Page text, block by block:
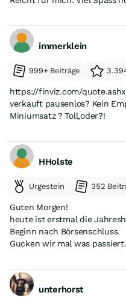
immerklein
999+ Beiträge
https://finviz.com/
verkauft pausenlos? Kein Empfehlung eines Brokers?
Miniumsatz ? Toll,oder?!
HHolste
Urgestein 352
Guten Morgen!
heute ist erstmal die
Beginn nach Börsenschluss.
Gucken wir mal was passiert.
unterhorst